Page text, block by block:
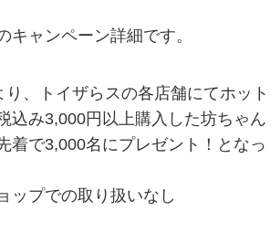
キャンペーン詳細です。
、トイザらスの各店舗にてホット
込み3,000円以上購入した坊ちゃん
着で3,000名にプレゼント！となっ
ップでの取り扱いなし